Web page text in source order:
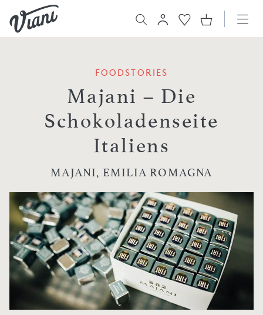
FOODSTORIES
Majani – Die
Schokoladenseite
Italiens
MAJANI, EMILIA ROMAGNA